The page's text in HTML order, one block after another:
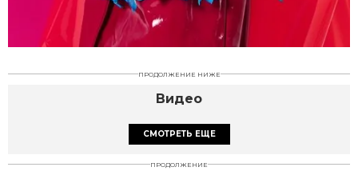
ПРОДОЛЖЕНИЕ НИЖЕ
Видео
СМОТРЕТЬ ЕЩЕ
ПРОДОЛЖЕНИЕ